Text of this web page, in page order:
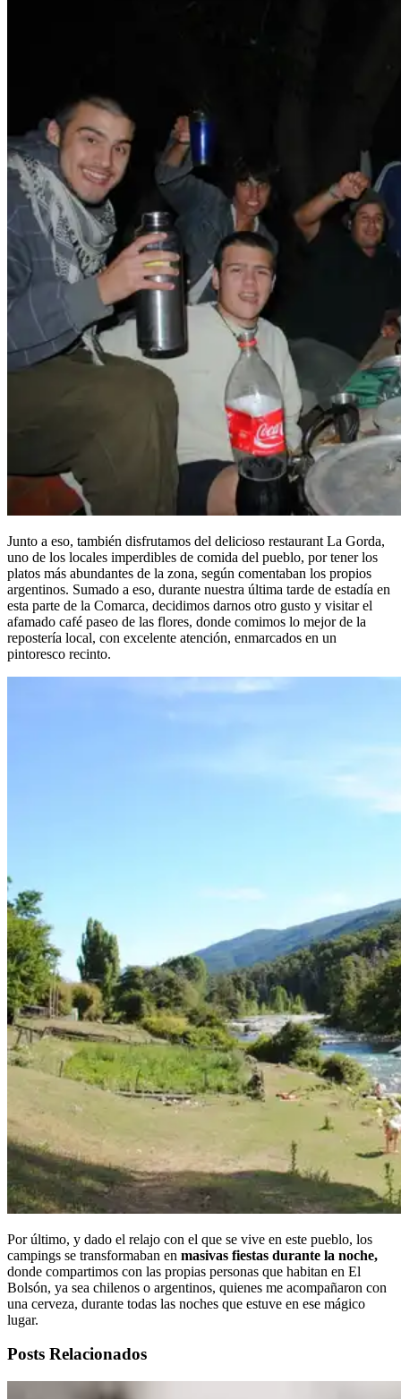
Junto a eso, también disfrutamos del delicioso restaurant La Gorda,
uno de los locales imperdibles de comida del pueblo, por tener los
platos más abundantes de la zona, según comentaban los propios
argentinos. Sumado a eso, durante nuestra última tarde de estadía en
esta parte de la Comarca, decidimos darnos otro gusto y visitar el
afamado café paseo de las flores, donde comimos lo mejor de la
repostería local, con excelente atención, enmarcados en un
pintoresco recinto.
Por último, y dado el relajo con el que se vive en este pueblo, los
campings se transformaban en masivas fiestas durante la noche,
donde compartimos con las propias personas que habitan en El
Bolsón, ya sea chilenos o argentinos, quienes me acompañaron con
una cerveza, durante todas las noches que estuve en ese mágico
lugar.
Posts Relacionados